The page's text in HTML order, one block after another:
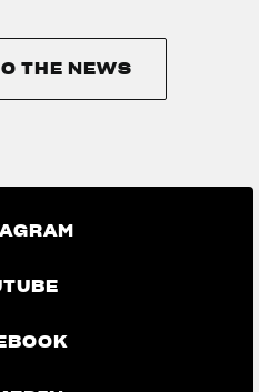
THE NEWS